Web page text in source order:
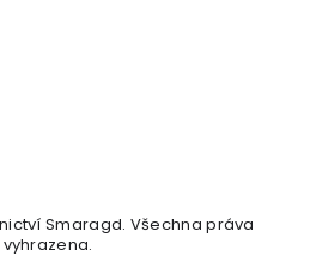
Smaragd. Všechna práva
vyhrazena.